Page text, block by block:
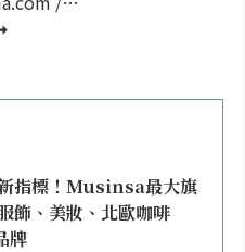
指標！Musinsa最大旗
飾、美妝、北歐咖啡
牌